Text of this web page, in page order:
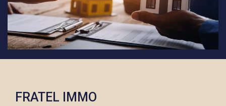
FRATEL IMMO